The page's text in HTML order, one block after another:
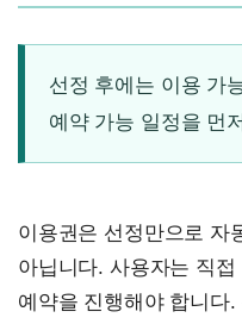
선정 후에는 이용 가
예약 가능 일정을 먼
이용권은 선정만으로 자
아닙니다. 사용자는 직
예약을 진행해야 합니다